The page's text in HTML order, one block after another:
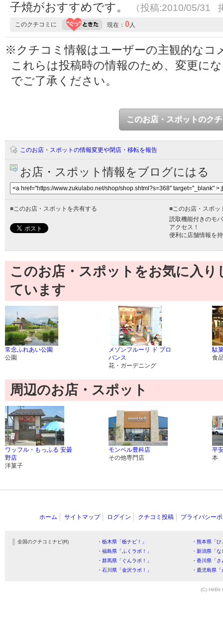
子焼がおすすめです。
（投稿:2010/05/31
このクチコミに 現在： 0人
※クチコミ情報はユーザーの主観的なコ
これらは投稿時の情報のため、変更に
でご了承ください。
このお店・スポットのク
このお店・スポットの情報変更や閉店・移転を報告
お店・スポット情報をブログにはる
■このお店・スポットを共有する ■このお店・スポッ
読取機能付きのモ
アクセス！
便利に店舗情報を
このお店・スポットをお気に入
ています
常念ふれあい公園
公園
メゾンフルーリ ド プロ
バンス
花・ガーデニング
駄
食
周辺のお店・スポット
ワッフル・もっふる 安曇
野店
洋菓子
モンベル豊科店
その他専門店
平
本
ホーム サイトマップ ログイン クチコミ投稿 プライバシー
全国のクチコミナビ(R) ・栃木県「栃ナビ！」
・熊本県「
・福島県「ふくラボ！」
・新潟県「
・群馬県「ぐんラボ！」
・香川県「
・石川県「金沢ラボ！」
・鹿児島県
(C) HitBit